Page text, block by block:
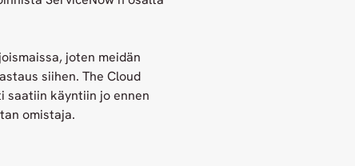
joten meidän
siihen. The Cloud
saatiin käyntiin jo ennen
omistaja.